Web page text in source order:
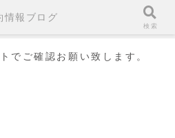
でご確認お願い致します。
情報ブログ
検索